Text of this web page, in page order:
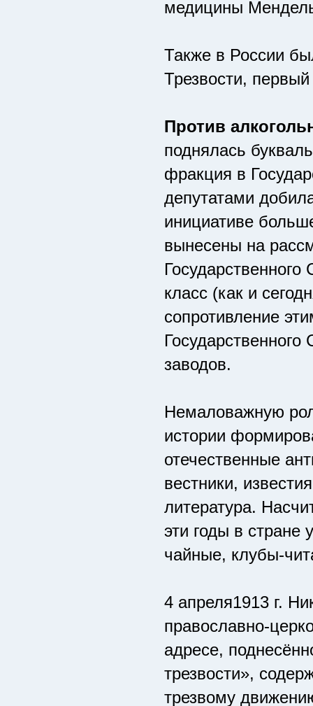
медицины
Также в России
Трезвости,
Против
поднялась
фракция в
депутатами
инициативе
вынесены на
класс (как и
сопротивление
заводов.
Немаловажную
истории
отечественные
вестники,
литература.
эти годы в стране
чайные, клубы-
4 апреля1913 г.
православно-
адресе,
трезвости»,
трезвому